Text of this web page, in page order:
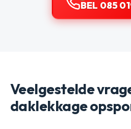
BEL 085
Veelgestelde
daklekkage